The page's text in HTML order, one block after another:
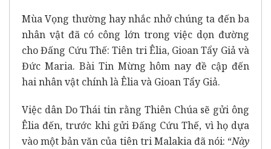
Mùa Vọng thường hay nhắc nhở chúng ta đến ba
nhân vật đã có công lớn trong việc dọn đường
cho Đấng Cứu Thế: Tiên tri Êlia, Gioan Tẩy Giả và
Đức Maria. Bài Tin Mừng hôm nay đề cập đến
hai nhân vật chính là Êlia và Gioan Tẩy Giả.
Việc dân Do Thái tin rằng Thiên Chúa sẽ gửi ông
Êlia đến, trước khi gửi Đấng Cứu Thế, vì họ dựa
vào một bản văn của tiên tri Malakia đã nói: “Này